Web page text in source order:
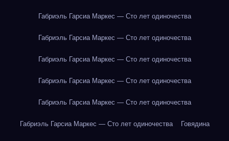
Габриэль Гарсиа Маркес — Сто лет одиночества
Габриэль Гарсиа Маркес — Сто лет одиночества
Габриэль Гарсиа Маркес — Сто лет одиночества
Габриэль Гарсиа Маркес — Сто лет одиночества
Габриэль Гарсиа Маркес — Сто лет одиночества
Габриэль Гарсиа Маркес — Сто лет одиночества Говядина